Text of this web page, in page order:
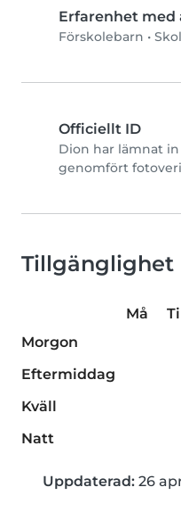
Erfarenhet med
Förskolebarn •
Officiellt ID
Dion har lämnat
genomfört
Tillgänglighet
Må Ti
Morgon
Eftermiddag
Kväll
Natt
Uppdaterad: 26